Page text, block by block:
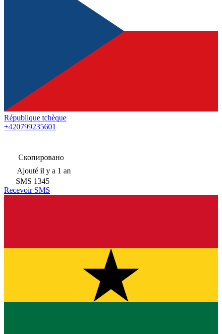
République tchèque
+420799235601
Скопировано
Ajouté il y a 1 an
SMS 1345
Recevoir SMS